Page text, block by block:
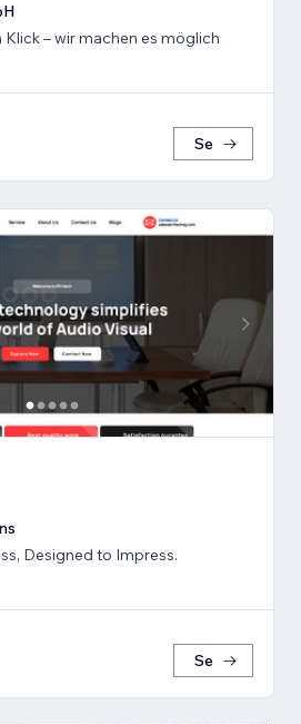
– wir machen es möglich
Se
Designed to Impress.
Se